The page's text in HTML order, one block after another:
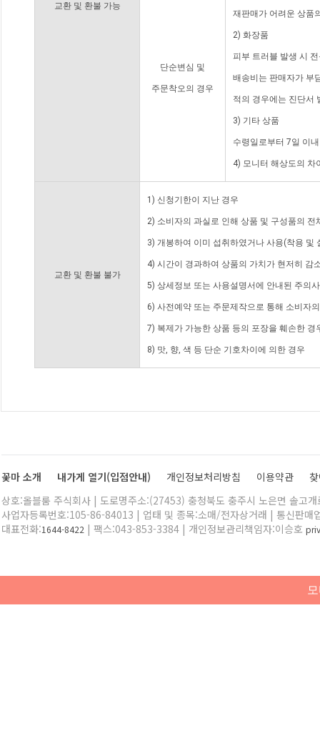
교환 및 환불 가능
단순변심 및
주문착오의 경우
재판매가 어려운 상품
2) 화장품
피부 트러블 발생 시
배송비는 판매자가 부
적의 경우에는 진단서
3) 기타 상품
수령일로부터 7일 이
4) 모니터 해상도의 차
교환 및 환불 불가
1) 신청기한이 지난 경우
2) 소비자의 과실로 인해 상품 및 구성품의
3) 개봉하여 이미 섭취하였거나 사용(착용 및
4) 시간이 경과하여 상품의 가치가 현저히 감
5) 상세정보 또는 사용설명서에 안내된 주의
6) 사전예약 또는 주문제작으로 통해 소비자
7) 복제가 가능한 상품 등의 포장을 훼손한 경
8) 맛, 향, 색 등 단순 기호차이에 의한 경우
꽃마 소개 내가게 열기(입점안내) 개인정보처리방침 이용약관
상호:올블룸 주식회사 | 도로명주소:(27453) 충청북도 충주시 노은면 솔고
사업자등록번호:105-86-84013 | 업태 및 종목:소매/전자상거래 | 통신판매
대표전화:1644-8422 | 팩스:043-853-3384 | 개인정보관리책임자:이승호